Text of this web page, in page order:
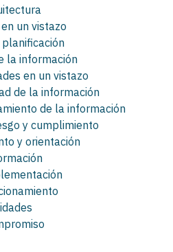
un vistazo
la información
en un vistazo
de la información
de la información
y cumplimiento
y orientación